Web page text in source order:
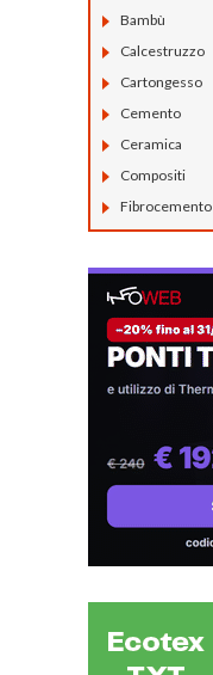
Bambù
Calcestruzzo
Cartongesso
Cemento
Ceramica
Compositi
Fibrocemento